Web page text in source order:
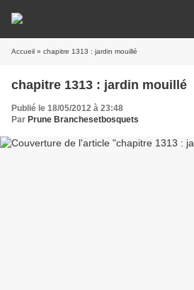
Accueil » chapitre 1313 : jardin mouillé
chapitre 1313 : jardin mouillé
Publié le 18/05/2012 à 23:48
Par Prune Branchesetbosquets